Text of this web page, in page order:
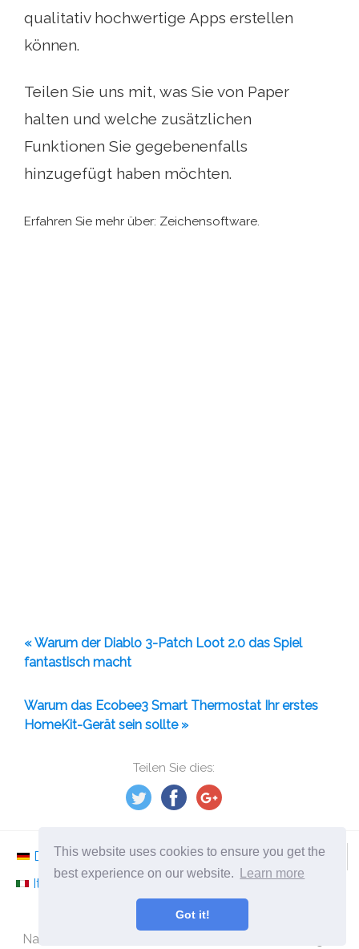
This website uses cookies to ensure you get the
best experience on our website.
Learn more
Got it!
Teilen Sie dies:
qualitativ hochwertige Apps erstellen
können.
Teilen Sie uns mit, was Sie von Paper
halten und welche zusätzlichen
Funktionen Sie gegebenenfalls
hinzugefügt haben möchten.
Erfahren Sie mehr über: Zeichensoftware.
« Warum der Diablo 3-Patch Loot 2.0 das Spiel
fantastisch macht
Warum das Ecobee3 Smart Thermostat Ihr erstes
HomeKit-Gerät sein sollte »
Deutsch Nederlands Svenska
Norsk
Italiano
Español Românesc
ephesossoftware.com
Nachrichten aus der Welt der modernen Technologie!